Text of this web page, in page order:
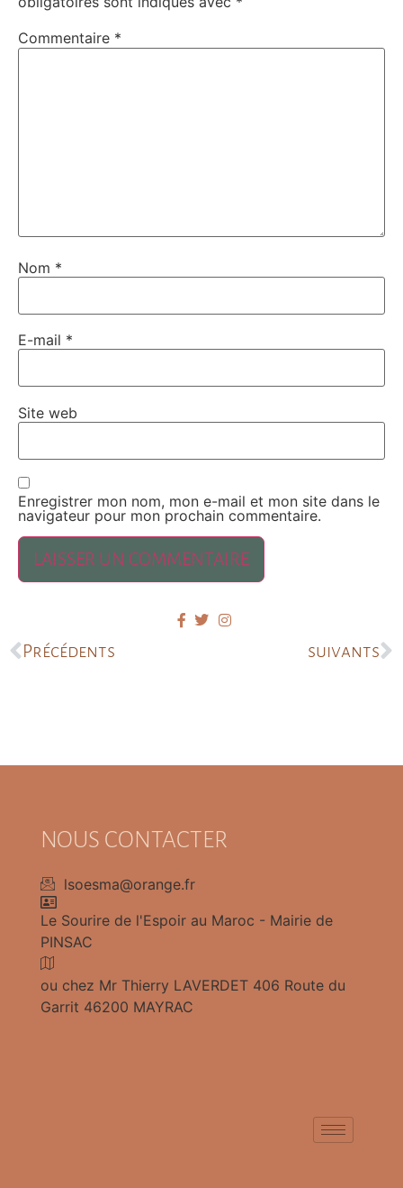
Commentaire *
Nom *
E-mail *
Site web
Enregistrer mon nom, mon e-mail et mon site dans le
navigateur pour mon prochain commentaire.
Précédents suivants
NOUS CONTACTER
lsoesma@orange.fr
Le Sourire de l'Espoir au Maroc - Mairie de
PINSAC
ou chez Mr Thierry LAVERDET 406 Route du
Garrit 46200 MAYRAC